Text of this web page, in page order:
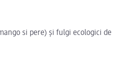
si pere) și fulgi ecologici de